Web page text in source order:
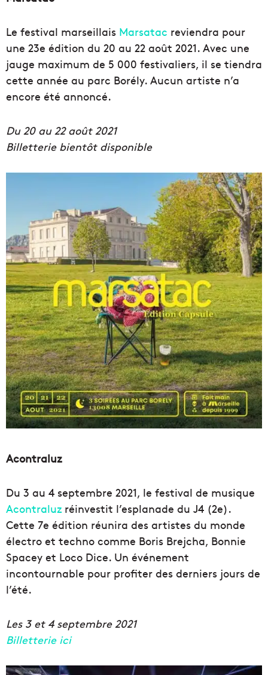
Le festival marseillais Marsatac reviendra pour
une 23e édition du 20 au 22 août 2021. Avec une
jauge maximum de 5 000 festivaliers, il se tiendra
cette année au parc Borély. Aucun artiste n’a
encore été annoncé.
Du 20 au 22 août 2021
Billetterie bientôt disponible
Acontraluz
Du 3 au 4 septembre 2021, le festival de musique
Acontraluzréinvestit l’esplanade du J4 (2e).
Cette 7e édition réunira des artistes du monde
électro et techno comme Boris Brejcha, Bonnie
Spacey et Loco Dice. Un événement
incontournable pour profiter des derniers jours de
l’été.
Les 3 et 4 septembre 2021
Billetterie ici